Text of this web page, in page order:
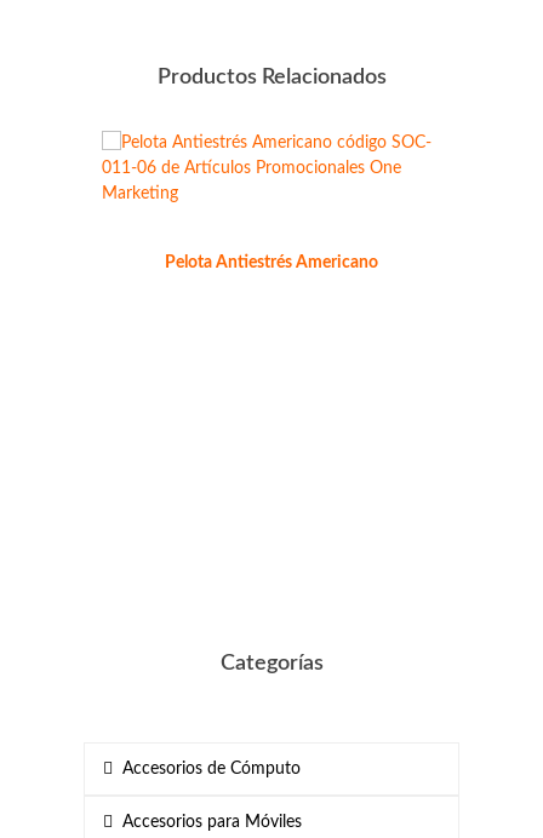
Productos Relacionados
Pelota Antiestrés Americano
Categorías
Accesorios de Cómputo
Accesorios para Móviles